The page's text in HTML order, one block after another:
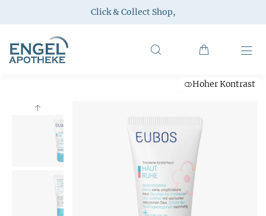
Click & Collect Shop,
Hoher Kontrast